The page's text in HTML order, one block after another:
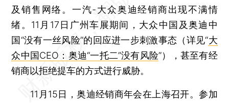
及销售网络。一汽-大众奥迪经销商出现不满情
绪。11月17日广州车展期间，大众中国及奥迪中
国“没有一丝风险”的回应进一步刺激事态（详见“大
众中国CEO：奥迪“一托二”没有风险”），甚至有经
销商以拒绝提车的方式进行威胁。
11月15日，奥迪经销商年会在上海召开。参加